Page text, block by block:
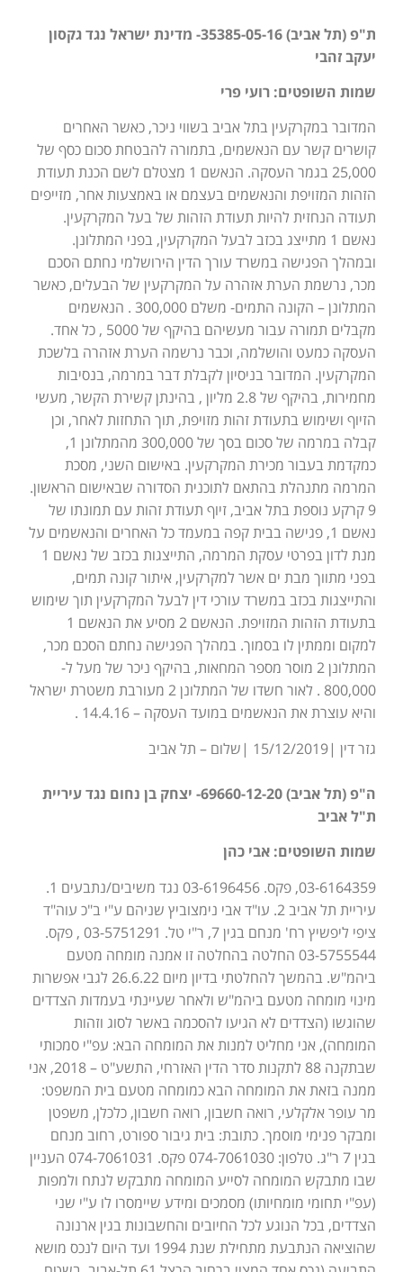
ת"פ (תל אביב) 35385-05-16- מדינת ישראל נגד גקסון
יעקב זהבי
שמות השופטים: רועי פרי
המדובר במקרקעין בתל אביב בשווי ניכר, כאשר האחרים
קושרים קשר עם הנאשמים, בתמורה להבטחת סכום כסף של
25,000 בגמר העסקה. הנאשם 1 מצטלם לשם הכנת תעודת
הזהות המזויפת והנאשמים בעצמם או באמצעות אחר, מזייפים
תעודה הנחזית להיות תעודת הזהות של בעל המקרקעין.
נאשם 1 מתייצג בכזב לבעל המקרקעין, בפני המתלונן.
ובמהלך הפגישה במשרד עורך הדין הירושלמי נחתם הסכם
מכר, נרשמת הערת אזהרה על המקרקעין של הבעלים, כאשר
המתלונן – הקונה התמים- משלם 300,000 . הנאשמים
מקבלים תמורה עבור מעשיהם בהיקף של 5000 , כל אחד.
העסקה כמעט והושלמה, וכבר נרשמה הערת אזהרה בלשכת
המקרקעין. המדובר בניסיון לקבלת דבר במרמה, בנסיבות
מחמירות, בהיקף של 2.8 מליון , בהינתן קשירת הקשר, מעשי
הזיוף ושימוש בתעודת זהות מזויפת, תוך התחזות לאחר, וכן
קבלה במרמה של סכום בסך של 300,000 מהמתלונן 1,
כמקדמת בעבור מכירת המקרקעין. באישום השני, מסכת
המרמה מתנהלת בהתאם לתוכנית הסדורה שבאישום הראשון.
9 קרקע נוספת בתל אביב, זיוף תעודת זהות עם תמונתו של
נאשם 1, פגישה בבית קפה במעמד כל האחרים והנאשמים על
מנת לדון בפרטי עסקת המרמה, התייצגות בכזב של נאשם 1
בפני מתווך מבת ים אשר למקרקעין, איתור קונה תמים,
והתייצגות בכזב במשרד עורכי דין לבעל המקרקעין תוך שימוש
בתעודת הזהות המזויפת. הנאשם 2 מסיע את הנאשם 1
למקום וממתין לו בסמוך. במהלך הפגישה נחתם הסכם מכר,
המתלונן 2 מוסר מספר המחאות, בהיקף ניכר של מעל ל-
800,000 . לאור חשדו של המתלונן 2 מעורבת משטרת ישראל
והיא עוצרת את הנאשמים במועד העסקה – 14.4.16 .
גזר דין |15/12/2019 |שלום – תל אביב
ה"פ (תל אביב) 69660-12-20- יצחק בן נחום נגד עיריית
ת"ל אביב
שמות השופטים: אבי כהן
03-6164359, פקס. 03-6196456 נגד משיבים/נתבעים 1.
עיריית תל אביב 2. עו"ד אבי נימצוביץ שניהם ע"י ב"כ עוה"ד
ציפי ליפשיץ רח' מנחם בגין 7, ר"י טל. 03-5751291 , פקס.
03-5755544 החלטה בהחלטה זו אמנה מומחה מטעם
ביהמ"ש. בהמשך להחלטתי בדיון מיום 26.6.22 לגבי אפשרות
מינוי מומחה מטעם ביהמ"ש ולאחר שעיינתי בעמדות הצדדים
שהוגשו (הצדדים לא הגיעו להסכמה באשר לסוג וזהות
המומחה), אני מחליט למנות את המומחה הבא: עפ"י סמכותי
שבתקנה 88 לתקנות סדר הדין האזרחי, התשע"ט – 2018, אני
ממנה בזאת את המומחה הבא כמומחה מטעם בית המשפט:
מר עופר אלקלעי, רואה חשבון, רואה חשבון, כלכלן, משפטן
ומבקר פנימי מוסמך. כתובת: בית גיבור ספורט, רחוב מנחם
בגין 7 ר"ג. טלפון: 074-7061030 פקס. 074-7061031 העניין
שבו מתבקש המומחה לסייע המומחה מתבקש לנתח ולמפות
(עפ"י תחומי מומחיותו) מסמכים ומידע שיימסרו לו ע"י שני
הצדדים, בכל הנוגע לכל החיובים והחשבונות בגין ארנונה
שהוציאה הנתבעת מתחילת שנת 1994 ועד היום לנכס מושא